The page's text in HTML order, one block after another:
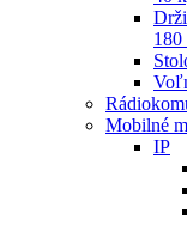
180
Mobilné
IP